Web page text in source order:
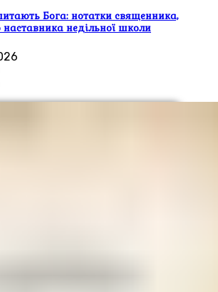
Бога: нотатки священника,
наставника недільної школи